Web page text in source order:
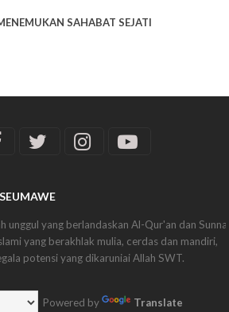
SAHABAT SEJATI
unggul yang berlandaskan Al-Qur'an dan
yang berakhlak mulia, cerdas dan mandiri,
potensi yang dikaruniai Allah SWT.
Powered by Translate